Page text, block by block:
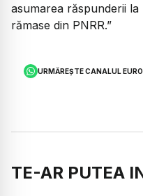
asumarea răspunderii
rămase din PNRR.”
URMĂREȘTE CANALUL
TE-AR PUTEA